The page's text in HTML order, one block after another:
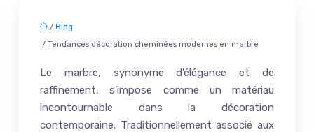
/ Blog
/ Tendances décoration cheminées modernes en marbre
Le marbre, synonyme d’élégance et de
raffinement, s’impose comme un matériau
incontournable dans la décoration
contemporaine. Traditionnellement associé aux